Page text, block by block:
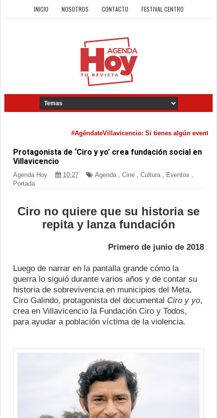
INICIO NOSOTROS CONTACTO FESTIVAL CENTRO
#AgéndateVillavicencio: Si tienes algún evento
Protagonista de ‘Ciro y yo’ crea fundación social en
Villavicencio
Agenda Hoy 10:27 Agenda Cine Cultura Eventos
Portada
Ciro no quiere que su historia se
repita y lanza fundación
Primero de junio de 2018
Luego de narrar en la pantalla grande cómo la
guerra lo siguió durante varios años y de contar su
historia de sobrevivencia en municipios del Meta,
Ciro Galindo, protagonista del documental Ciro y yo,
crea en Villavicencio la Fundación Ciro y Todos,
para ayudar a población víctima de la violencia.